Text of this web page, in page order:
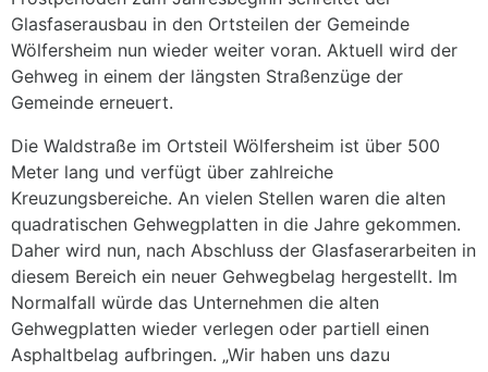
Glasfaserausbau in den Ortsteilen der Gemeinde
Wölfersheim nun wieder weiter voran. Aktuell wird der
Gehweg in einem der längsten Straßenzüge der
Gemeinde erneuert.
Die Waldstraße im Ortsteil Wölfersheim ist über 500
Meter lang und verfügt über zahlreiche
Kreuzungsbereiche. An vielen Stellen waren die alten
quadratischen Gehwegplatten in die Jahre gekommen.
Daher wird nun, nach Abschluss der Glasfaserarbeiten in
diesem Bereich ein neuer Gehwegbelag hergestellt. Im
Normalfall würde das Unternehmen die alten
Gehwegplatten wieder verlegen oder partiell einen
Asphaltbelag aufbringen. „Wir haben uns dazu